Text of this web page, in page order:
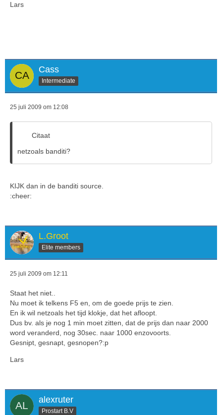
Lars
Cass
Intermediate
25 juli 2009 om 12:08
Citaat
netzoals banditi?
KIJK dan in de banditi source.
:cheer:
L.Groot
Elite members
25 juli 2009 om 12:11
Staat het niet..
Nu moet ik telkens F5 en, om de goede prijs te zien.
En ik wil netzoals het tijd klokje, dat het afloopt.
Dus bv. als je nog 1 min moet zitten, dat de prijs dan naar 2000
word veranderd, nog 30sec. naar 1000 enzovoorts.
Gesnipt, gesnapt, gesnopen?:p
Lars
alexruter
Prostart B.V